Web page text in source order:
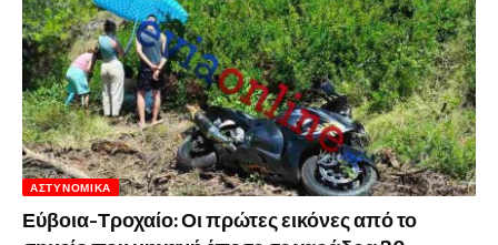
ΑΣΤΥΝΟΜΙΚΆ
Εύβοια-Τροχαίο: Οι πρώτες εικόνες από το